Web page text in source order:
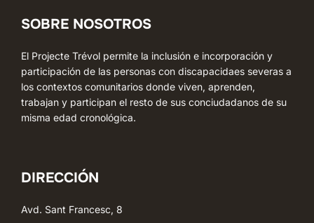
SOBRE NOSOTROS
El Projecte Trévol permite la inclusión e incorporación y
participación de las personas con discapacidaes severas a
los contextos comunitarios donde viven, aprenden,
trabajan y participan el resto de sus conciudadanos de su
misma edad cronológica.
DIRECCIÓN
Avd. Sant Francesc, 8